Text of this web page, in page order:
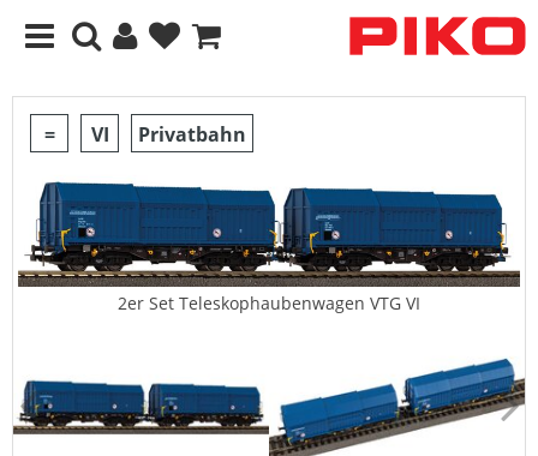
= VI Privatbahn
2er Set Teleskophaubenwagen VTG VI